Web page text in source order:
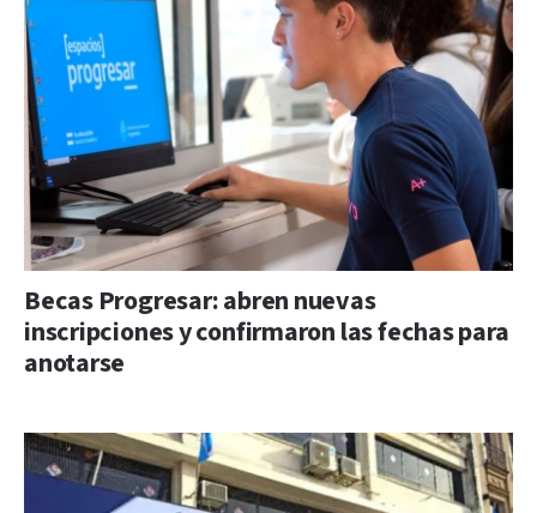
Becas Progresar: abren nuevas
inscripciones y confirmaron las fechas para
anotarse